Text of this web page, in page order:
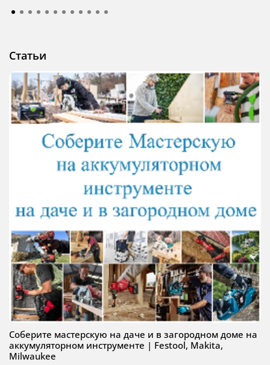
Статьи
Соберите мастерскую на даче и в загородном доме на
аккумуляторном инструменте | Festool, Makita,
Milwaukee